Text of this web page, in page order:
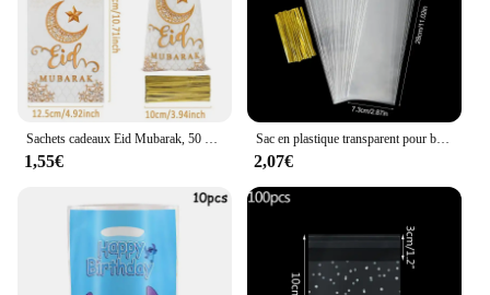
Sachets cadeaux Eid Mubarak, 50 pièces, sac en plastique, strass bonbons, décoration Ramadan Kareem, fête musulmane islamique, emballage en poudres, 2025
1,55€
Sac en plastique transparent pour bonbons et cookies, emballage alimentaire pour cadeau, fournitures de décoration pour mariage et anniversaire, 50 pièces, 100 pièces
2,07€